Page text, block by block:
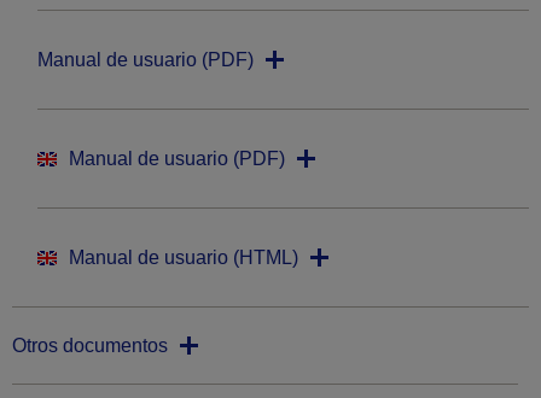
Manual de usuario (PDF)
Manual de usuario (PDF)
Manual de usuario (HTML)
Otros documentos